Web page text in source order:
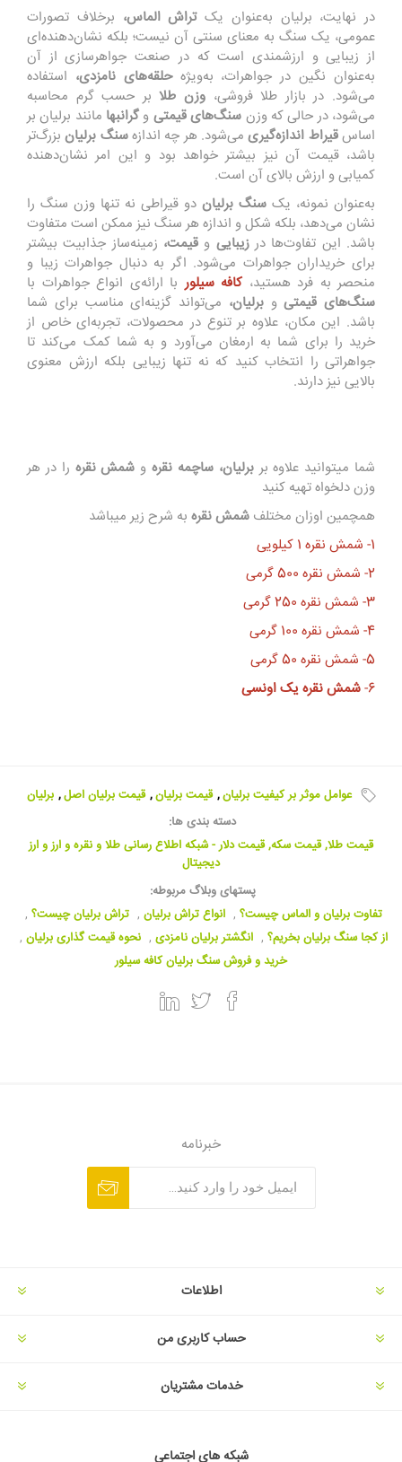
در نهایت، برلیان به‌عنوان یکتراش الماس، برخلاف تصورات
عمومی، یک سنگ به معنای سنتی آن نیست؛ بلکه نشان‌دهنده‌ای
از زیبایی و ارزشمندی است که در صنعت جواهرسازی از آن
به‌عنوان نگین در جواهرات، به‌ویژهحلقه‌های نامزدی، استفاده
می‌شود. در بازار طلا فروشی، وزن طلابر حسب گرم محاسبه
می‌شود، در حالی که وزن سنگ‌های قیمتی و گرانبها مانند برلیان بر
اساسقیراط اندازه‌گیریمی‌شود. هر چه اندازهسنگ برلیانبزرگ‌تر
باشد، قیمت آن نیز بیشتر خواهد بود و این امر نشان‌دهنده
کمیابی و ارزش بالای آن است.
به‌عنوان نمونه، یک سنگ برلیان دو قیراطی نه تنها وزن سنگ را
نشان می‌دهد، بلکه شکل و اندازه هر سنگ نیز ممکن است متفاوت
باشد. این تفاوت‌ها درزیبایی و قیمت، زمینه‌ساز جذابیت بیشتر
برای خریداران جواهرات می‌شود. اگر به دنبال جواهرات زیبا و
منحصر به فرد هستید،کافه سیلوربا ارائه‌ی انواع جواهرات با
سنگ‌های قیمتیوبرلیان، می‌تواند گزینه‌ای مناسب برای شما
باشد. این مکان، علاوه بر تنوع در محصولات، تجربه‌ای خاص از
خرید را برای شما به ارمغان می‌آورد و به شما کمک می‌کند تا
جواهراتی را انتخاب کنید که نه تنها زیبایی بلکه ارزش معنوی
بالایی نیز دارند.
شما میتوانید علاوه بربرلیان، ساچمه نقرهو شمش نقره را در هر
وزن دلخواه تهیه کنید
همچمین اوزان مختلف شمش نقره به شرح زیر میباشد
1- شمش نقره 1 کیلویی
2- شمش نقره 500 گرمی
3- شمش نقره 250 گرمی
4- شمش نقره 100 گرمی
5- شمش نقره 50 گرمی
6- شمش نقره یک اونسی
عوامل موثر بر کیفیت برلیان, قیمت برلیان, قیمت برلیان اصل, برلیان
دسته بندی ها:
قیمت طلا, قیمت سکه, قیمت دلار - شبکه اطلاع رسانی طلا و نقره و ارز و ارز
دیجیتال
پستهای وبلاگ مربوطه:
تفاوت برلیان و الماس چیست؟ , انواع تراش برلیان , تراش برلیان چیست؟ ,
از کجا سنگ برلیان بخریم؟ , انگشتر برلیان نامزدی , نحوه قیمت گذاری برلیان ,
خرید و فروش سنگ برلیان کافه سیلور
خبرنامه
اطلاعات
حساب کاربری من
خدمات مشتریان
شبکه های اجتماعی